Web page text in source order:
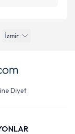
İzmir
Diyet